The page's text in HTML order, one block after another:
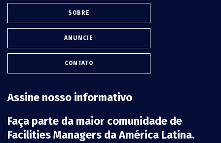
SOBRE
ANUNCIE
CONTATO
Assine nosso informativo
Faça parte da maior comunidade de
Facilities Managers da América Latina.